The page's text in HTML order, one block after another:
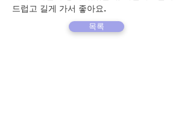
드럽고 길게 가서 좋아요.
목록